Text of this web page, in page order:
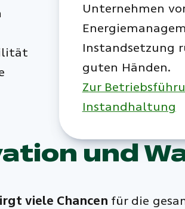
Unternehmen
Instandsetzung
guten Händen.
Zur
Instandhaltung
und
viele Chancen für die